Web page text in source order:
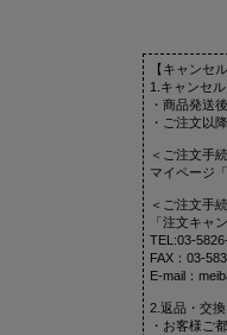
【キャンセ
1.キャンセ
・商品発送
・ご注文以
＜ご注文手
マイページ
＜ご注文手
「注文キャ
TEL:03-
FAX：03-
E-mail：
2.返品・交
・お客様ご